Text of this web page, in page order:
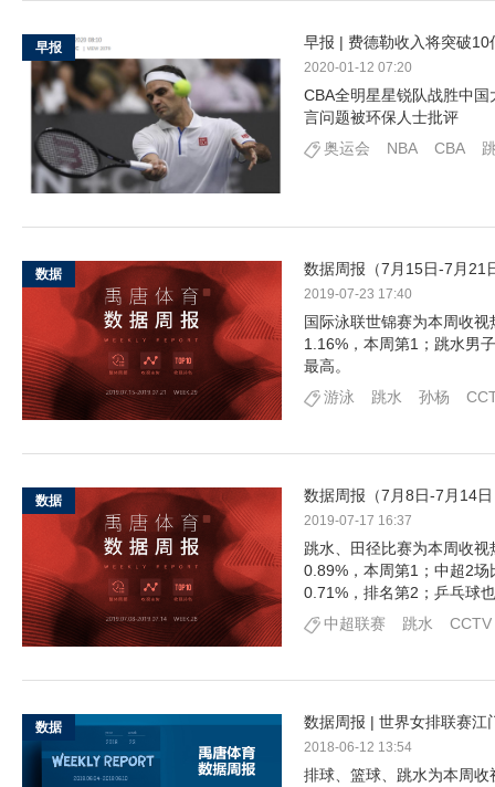
早报 | 费德勒收入将突破
2020-01-12 07:20
CBA全明星星锐队战胜中
言问题被环保人士批评
奥运会
NBA CBA
早报
数据周报（7月15日-7月21
2019-07-23 17:40
国际泳联世锦赛为本周收
1.16%，本周第1；跳水男
最高。
游泳
跳水 孙杨
数据
数据周报（7月8日-7月14
2019-07-17 16:37
跳水、田径比赛为本周收
0.89%，本周第1；中超2
0.71%，排名第2；乒乓球
中超联赛
跳水 CCTV
数据
数据周报 | 世界女排联赛江
2018-06-12 13:54
排球、篮球、跳水为本周
数据